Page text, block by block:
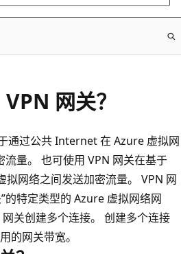
网关？
通过公共 Internet 在 Azure 虚拟网
量。 也可使用 VPN 网关在基于
网络之间发送加密流量。 VPN 网
的特定类型的 Azure 虚拟网络网
关创建多个连接。 创建多个连接
的网关带宽。